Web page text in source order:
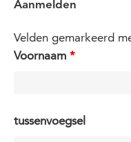
Aanmelden
Velden gemarkeerd
Voornaam *
tussenvoegsel